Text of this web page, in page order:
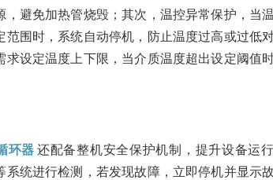
避免加热管烧毁；其次，温控异常保护，当
围时，系统自动停机，防止温度过高或过低
设定温度上下限，当介质温度超出设定阈值
环器 还配备整机安全保护机制，提升设备运
统进行检测，若发现故障，立即停机并显示